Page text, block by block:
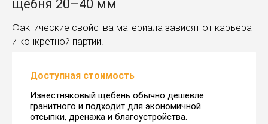
щебня 20–40 мм
Фактические свойства материала зависят от карьера
и конкретной партии.
Доступная стоимость
Известняковый щебень обычно дешевле
гранитного и подходит для экономичной
отсыпки, дренажа и благоустройства.